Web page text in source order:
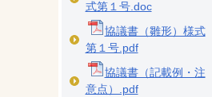
式第１号.doc
協議書（雛形）様式
第１号.pdf
協議書（記載例・注
意点）.pdf